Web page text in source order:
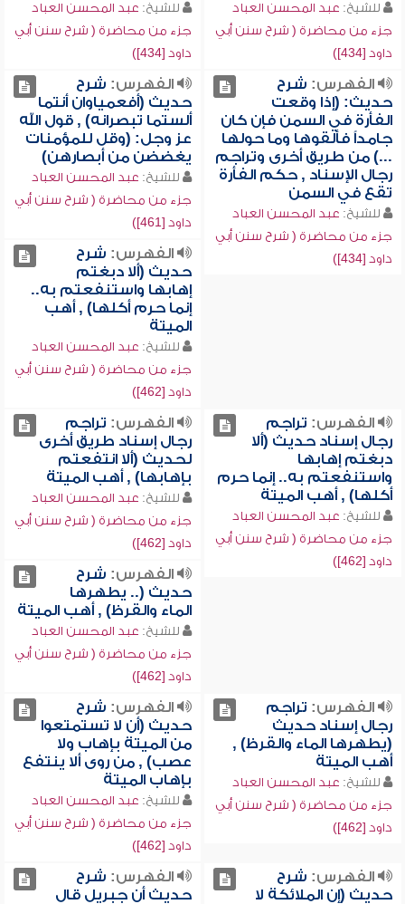
للشيخ: عبد المحسن العباد
جزء من محاضرة ( شرح سنن أبي
داود [434])
للشيخ: عبد المحسن العباد
جزء من محاضرة ( شرح سنن أبي
داود [434])
الفهرس: شرح
حديث: (إذا وقعت
الفأرة في السمن فإن كان
جامداً فألقوها وما حولها
...) من طريق أخرى وتراجم
رجال الإسناد , حكم الفأرة
تقع في السمن
للشيخ: عبد المحسن العباد
جزء من محاضرة ( شرح سنن أبي
داود [434])
الفهرس: شرح
حديث (أفعمياوان أنتما
ألستما تبصرانه) , قول الله
عز وجل: (وقل للمؤمنات
يغضضن من أبصارهن)
للشيخ: عبد المحسن العباد
جزء من محاضرة ( شرح سنن أبي
داود [461])
الفهرس: شرح
حديث (ألا دبغتم
إهابها واستنفعتم به..
إنما حرم أكلها) , أهب
الميتة
للشيخ: عبد المحسن العباد
جزء من محاضرة ( شرح سنن أبي
داود [462])
الفهرس: تراجم
رجال إسناد حديث (ألا
دبغتم إهابها
واستنفعتم به.. إنما حرم
أكلها) , أهب الميتة
للشيخ: عبد المحسن العباد
جزء من محاضرة ( شرح سنن أبي
داود [462])
الفهرس: تراجم
رجال إسناد طريق أخرى
لحديث (ألا انتفعتم
بإهابها) , أهب الميتة
للشيخ: عبد المحسن العباد
جزء من محاضرة ( شرح سنن أبي
داود [462])
الفهرس: شرح
حديث (.. يطهرها
الماء والقرظ) , أهب الميتة
للشيخ: عبد المحسن العباد
جزء من محاضرة ( شرح سنن أبي
داود [462])
الفهرس: تراجم
رجال إسناد حديث
(يطهرها الماء والقرظ) ,
أهب الميتة
للشيخ: عبد المحسن العباد
جزء من محاضرة ( شرح سنن أبي
داود [462])
الفهرس: شرح
حديث (أن لا تستمتعوا
من الميتة بإهاب ولا
عصب) , من روى ألا ينتفع
بإهاب الميتة
للشيخ: عبد المحسن العباد
جزء من محاضرة ( شرح سنن أبي
داود [462])
الفهرس: شرح
حديث (إن الملائكة لا
الفهرس: شرح
حديث أن جبريل قال